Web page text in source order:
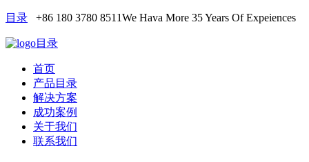
目录 +86 180 3780 8511We Hava More 35 Years Of Expeiences
目录
首页
产品目录
解决方案
成功案例
关于我们
联系我们